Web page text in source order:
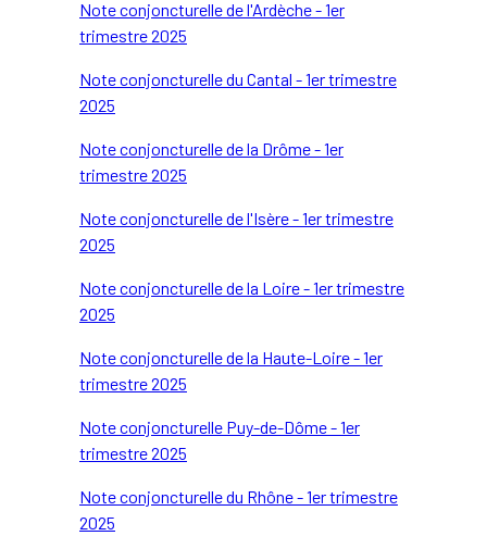
Note conjoncturelle de l'Ardèche - 1er
trimestre 2025
Note conjoncturelle du Cantal - 1er trimestre
2025
Note conjoncturelle de la Drôme - 1er
trimestre 2025
Note conjoncturelle de l'Isère - 1er trimestre
2025
Note conjoncturelle de la Loire - 1er trimestre
2025
Note conjoncturelle de la Haute-Loire - 1er
trimestre 2025
Note conjoncturelle Puy-de-Dôme - 1er
trimestre 2025
Note conjoncturelle du Rhône - 1er trimestre
2025